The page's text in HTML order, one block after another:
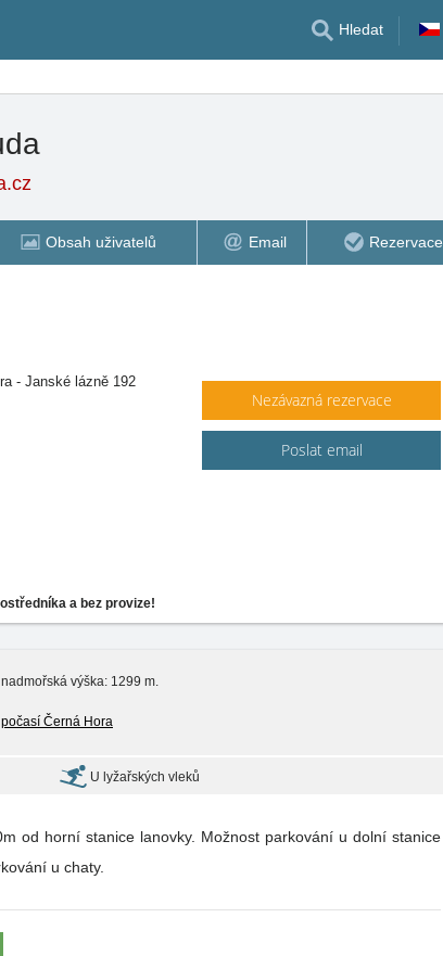
Hledat
Obsah uživatelů Email Rezervace
- Janské lázně 192
Nezávazná rezervace
Poslat email
a bez provize!
nadmořská výška: 1299 m.
počasí Černá Hora
U lyžařských vleků
od horní stanice lanovky. Možnost parkování u dolní stanice
u chaty.